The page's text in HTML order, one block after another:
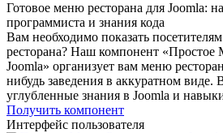
Готовое меню ресторана для Joomla:
программиста и знания кода
Вам необходимо показать
ресторана? Наш компонент «Простое
Joomla» организует вам меню
нибудь заведения в аккуратном виде.
углубленные знания в Joomla и
Получить компонент
Интерфейс пользователя